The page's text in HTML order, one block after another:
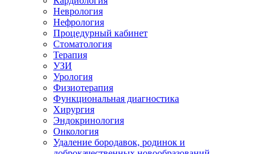
Неврология
Нефрология
Процедурный кабинет
Стоматология
Терапия
УЗИ
Урология
Физиотерапия
Функциональная диагностика
Хирургия
Эндокринология
Онкология
Удаление бородавок, родинок и